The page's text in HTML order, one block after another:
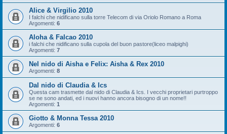
Alice & Virgilio 2010
I falchi che nidificano sulla torre Telecom di via Oriolo Romano a Roma
Argomenti: 6
Aloha & Falcao 2010
i falchi che nidificano sulla cupola del buon pastore(liceo malpighi)
Argomenti: 7
Nel nido di Aisha e Felix: Aisha & Rex 2010
Argomenti: 8
Dal nido di Claudia & Ics
Questa cam trasmette dal nido di Claudia & Ics. I vecchi proprietari purtroppo
se ne sono andati, ed i nuovi hanno ancora bisogno di un nome!!
Argomenti: 1
Giotto & Monna Tessa 2010
Argomenti: 6